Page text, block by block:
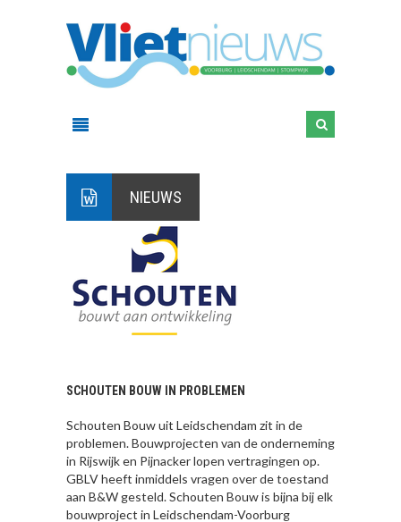
NIEUWS
SCHOUTEN BOUW IN PROBLEMEN
Schouten Bouw uit Leidschendam zit in de
problemen. Bouwprojecten van de onderneming
in Rijswijk en Pijnacker lopen vertragingen op.
GBLV heeft inmiddels vragen over de toestand
aan B&W gesteld. Schouten Bouw is bijna bij elk
bouwproject in Leidschendam-Voorburg